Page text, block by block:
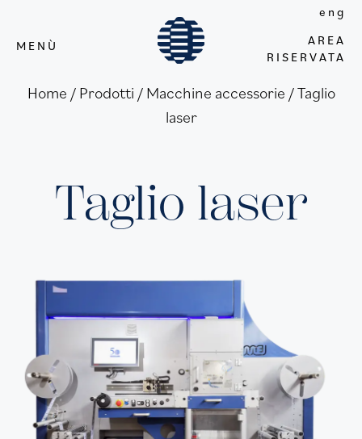
MENÙ
eng
AREA
RISERVATA
Home / Prodotti /Macchine accessorie /Taglio
laser
Taglio laser